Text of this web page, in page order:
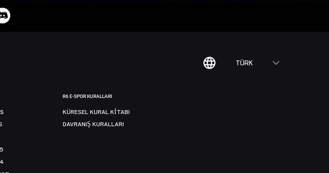
TÜRK
R6 E-SPOR KURALLARI
KÜRESEL KURAL KITABI
DAVRANIŞ KURALLARI